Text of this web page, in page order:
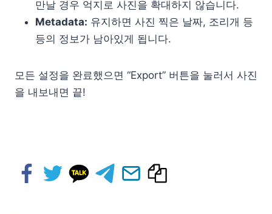
만날 경우 억지로 사진을 확대하지 않습니다.
Meta­data: 유지하면 사진 찍은 날짜, 조리개 등
등의 정보가 남아있게 됩니다.
모든 설정을 완료했으면 “Export” 버튼을 눌러서 사진
을 내보내면 끝!